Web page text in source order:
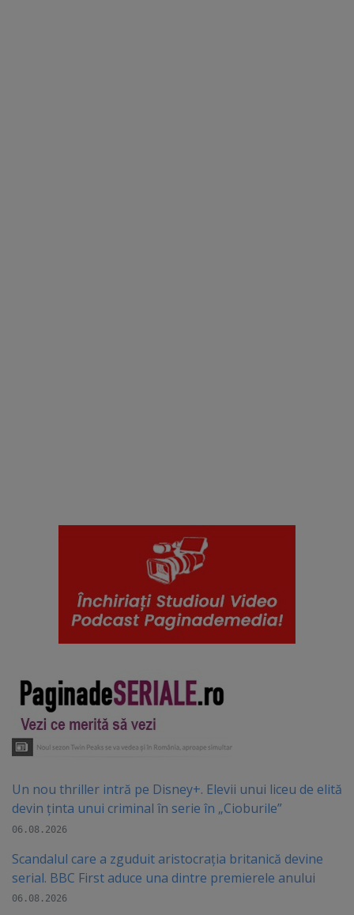
Un nou thriller intră pe Disney+. Elevii unui liceu de elită
devin ținta unui criminal în serie în „Cioburile”
06.08.2026
Scandalul care a zguduit aristocrația britanică devine
serial. BBC First aduce una dintre premierele anului
06.08.2026